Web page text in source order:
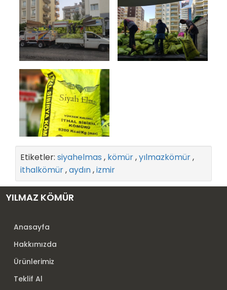
Etiketler: siyahelmas , kömür,yılmazkömür,
ithalkömür,aydın,izmir
YILMAZ KÖMÜR
Anasayfa
Hakkımızda
Ürünlerimiz
Teklif Al